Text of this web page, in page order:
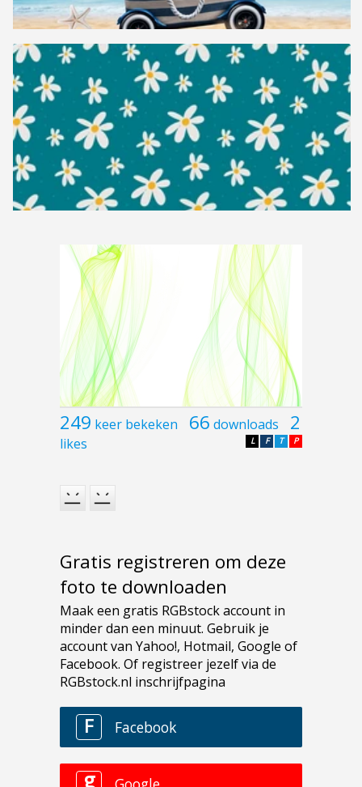
249 keer bekeken 66 downloads 2
likes P
T
F
L
Gratis registreren om deze
foto te downloaden